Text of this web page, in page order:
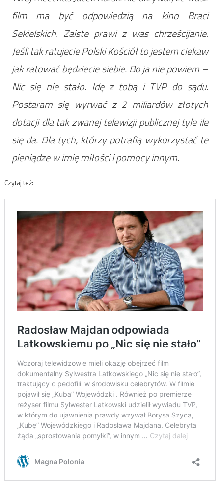
film ma być odpowiedzią na kino Braci
Sekielskich. Zaiste prawi z was chrześcijanie.
Jeśli tak ratujecie Polski Kościół to jestem ciekaw
jak ratować będziecie siebie. Bo ja nie powiem –
Nic się nie stało. Idę z tobą i TVP do sądu.
Postaram się wyrwać z 2 miliardów złotych
dotacji dla tak zwanej telewizji publicznej tyle ile
się da. Dla tych, którzy potrafią wykorzystać te
pieniądze w imię miłości i pomocy innym.
Czytaj też: